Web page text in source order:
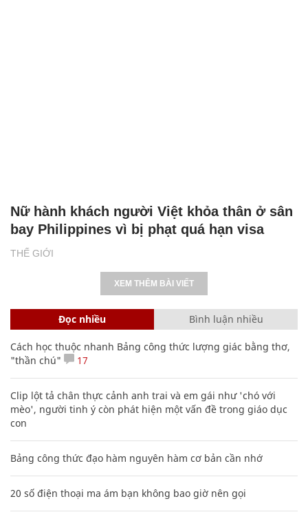
THẾ GIỚI
Nữ hành khách người Việt khỏa thân ở sân
bay Philippines vì bị phạt quá hạn visa
XEM THÊM BÀI VIẾT
Đọc nhiều Bình luận nhiều
Cách học thuộc nhanh Bảng công thức lượng giác bằng thơ,
"thần chú"
17
Clip lột tả chân thực cảnh anh trai và em gái như 'chó với
mèo', người tinh ý còn phát hiện một vấn đề trong giáo dục
con
Bảng công thức đạo hàm nguyên hàm cơ bản cần nhớ
20 số điện thoại ma ám bạn không bao giờ nên gọi